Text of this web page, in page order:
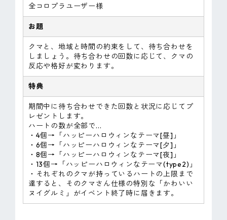
全コロプラユーザー様
お題
クマと、地域と時間の約束をして、待ち合わせを
しましょう。待ち合わせの回数に応じて、クマの
反応や格好が変わります。
特典
期間中に待ち合わせできた回数と状況に応じてプ
レゼントします。
ハートの数が全部で...
・4個→「ハッピーハロウィンなテーマ[昼]」
・6個→「ハッピーハロウィンなテーマ[夕]」
・8個→「ハッピーハロウィンなテーマ[夜]」
・13個→「ハッピーハロウィンなテーマ(type2)」
・それぞれのクマが持っているハートの上限まで
達すると、そのクマさん仕様の特別な「かわいい
ヌイグルミ」がイベント終了時に届きます。